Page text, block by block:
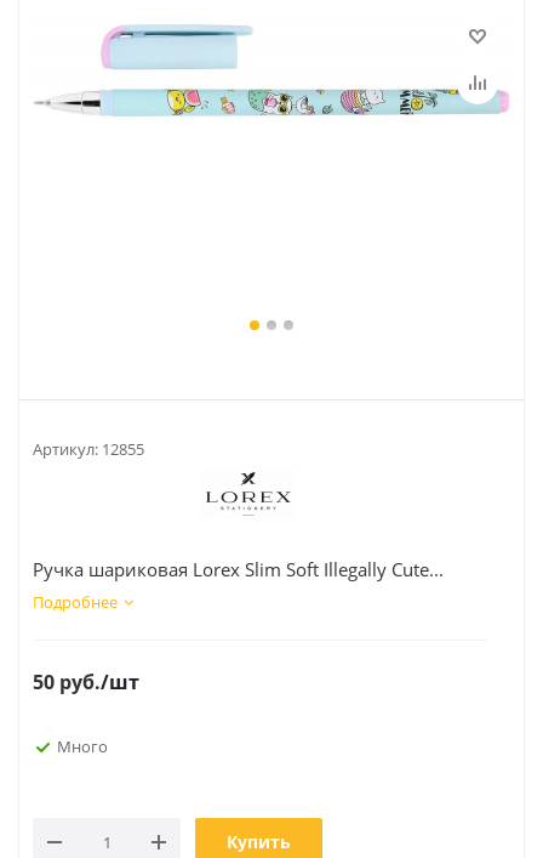
Артикул: 12855
Ручка шариковая Lorex Slim Soft Illegally Cute...
Подробнее
50 руб./шт
Много
Купить